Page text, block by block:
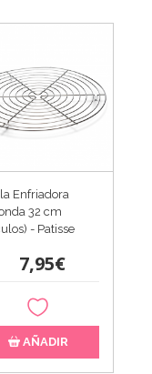
Enfriadora
32 cm
- Patisse
7,95€
AÑADIR